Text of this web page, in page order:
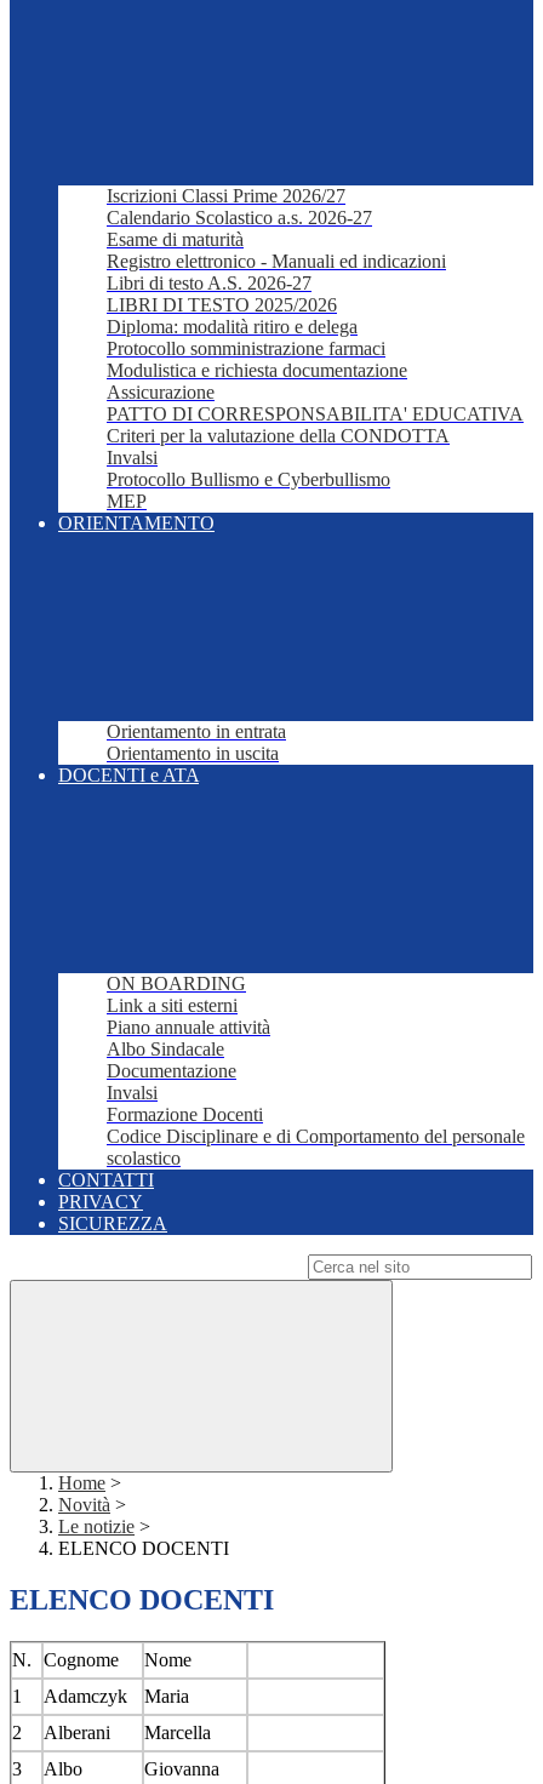
Iscrizioni Classi Prime 2026/27
Calendario Scolastico a.s. 2026-27
Esame di maturità
Registro elettronico - Manuali ed indicazioni
Libri di testo A.S. 2026-27
LIBRI DI TESTO 2025/2026
Diploma: modalità ritiro e delega
Protocollo somministrazione farmaci
Modulistica e richiesta documentazione
Assicurazione
PATTO DI CORRESPONSABILITA' EDUCATIVA
Criteri per la valutazione della CONDOTTA
Invalsi
Protocollo Bullismo e Cyberbullismo
MEP
ORIENTAMENTO
Orientamento in entrata
Orientamento in uscita
DOCENTI e ATA
ON BOARDING
Link a siti esterni
Piano annuale attività
Albo Sindacale
Documentazione
Invalsi
Formazione Docenti
Codice Disciplinare e di Comportamento del personale
scolastico
CONTATTI
PRIVACY
SICUREZZA
Home >
Novità >
Le notizie >
ELENCO DOCENTI
ELENCO DOCENTI
N. Cognome
Nome
1
Adamczyk
Maria
2
Alberani
Marcella
3
Albo Giovanna